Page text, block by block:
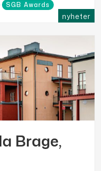
nyheter
SGB Awards
Brage,